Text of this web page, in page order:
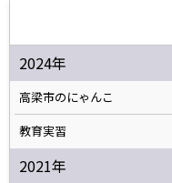
2024年
高梁市のにゃんこ
教育実習
2021年